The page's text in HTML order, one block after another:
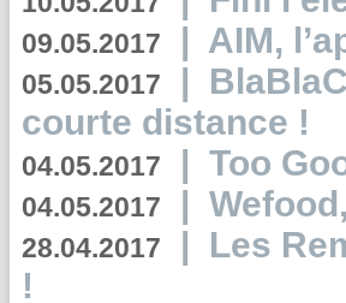
09.05.2017 | AIM,
05.05.2017 |
courte distance !
04.05.2017 | Too
04.05.2017 |
28.04.2017 | Les
!